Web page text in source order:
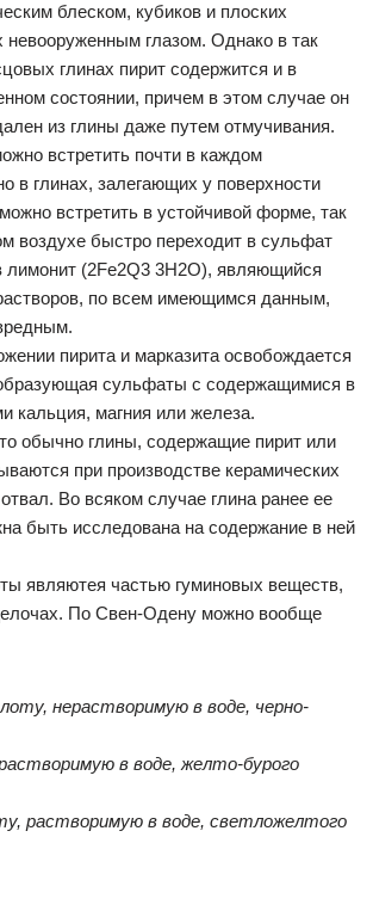
блеском, кубиков и плоских
невооруженным глазом. Однако в так
глинах пирит содержится и в
состоянии, причем в этом случае он
из глины даже путем отмучивания.
встретить почти в каждом
в глинах, залегающих у поверхности
встретить в устойчивой форме, так
воздухе быстро переходит в сульфат
лимонит (2Fe2Q3 3H2O), являющийся
по всем имеющимся данным,
пирита и марказита освобождается
сульфаты с содержащимися в
кальция, магния или железа.
обычно глины, содержащие пирит или
при производстве керамических
Во всяком случае глина ранее ее
быть исследована на содержание в ней
являютея частью гуминовых веществ,
По Свен-Одену можно вообще
нерастворимую в воде, черно-
в воде, желто-бурого
растворимую в воде, светложелтого